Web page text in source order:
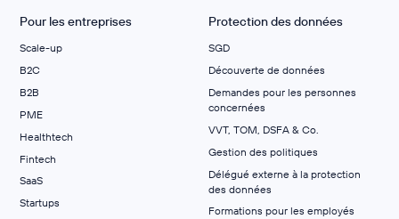
Pour les entreprises
Scale-up
B2C
B2B
PME
Healthtech
Fintech
SaaS
Startups
Protection des données
SGD
Découverte de données
Demandes pour les personnes
concernées
VVT, TOM, DSFA & Co.
Gestion des politiques
Délégué externe à la protection
des données
Formations pour les employés